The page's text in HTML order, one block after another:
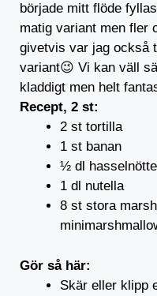
började mitt flöde
matig variant men fler
givetvis var jag också
variant😉 Vi kan väll
kladdigt men helt
Recept, 2 st:
2 st tortilla
1 st banan
½ dl
1 dl nutella
8 st stora
Gör så här:
Skär eller klipp